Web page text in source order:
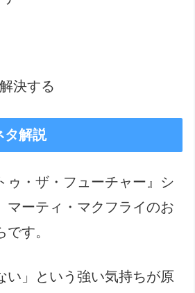
決する
タ解説
ゥ・ザ・フューチャー』シ
マーティ・マクフライのお
す。
い」という強い気持ちが原